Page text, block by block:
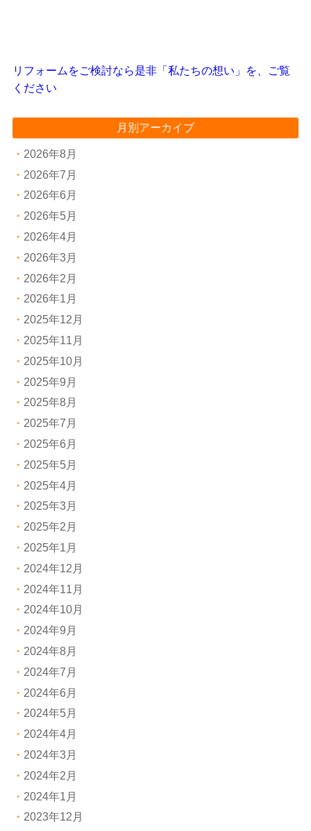
リフォームをご検討なら是非「私たちの想い」を、ご覧
ください
月別アーカイブ
2026年8月
2026年7月
2026年6月
2026年5月
2026年4月
2026年3月
2026年2月
2026年1月
2025年12月
2025年11月
2025年10月
2025年9月
2025年8月
2025年7月
2025年6月
2025年5月
2025年4月
2025年3月
2025年2月
2025年1月
2024年12月
2024年11月
2024年10月
2024年9月
2024年8月
2024年7月
2024年6月
2024年5月
2024年4月
2024年3月
2024年2月
2024年1月
2023年12月